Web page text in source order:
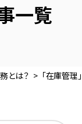
一覧
とは？ 「在庫管理